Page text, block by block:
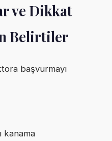
ve Dikkat
Belirtiler
başvurmayı
kanama